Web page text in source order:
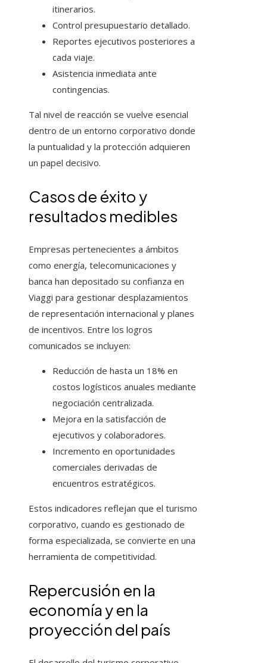
itinerarios.
Control presupuestario detallado.
Reportes ejecutivos posteriores a
cada viaje.
Asistencia inmediata ante
contingencias.
Tal nivel de reacción se vuelve esencial
dentro de un entorno corporativo donde
la puntualidad y la protección adquieren
un papel decisivo.
Casos de éxito y
resultados medibles
Empresas pertenecientes a ámbitos
como energía, telecomunicaciones y
banca han depositado su confianza en
Viaggi para gestionar desplazamientos
de representación internacional y planes
de incentivos. Entre los logros
comunicados se incluyen:
Reducción de hasta un 18% en
costos logísticos anuales mediante
negociación centralizada.
Mejora en la satisfacción de
ejecutivos y colaboradores.
Incremento en oportunidades
comerciales derivadas de
encuentros estratégicos.
Estos indicadores reflejan que el turismo
corporativo, cuando es gestionado de
forma especializada, se convierte en una
herramienta de competitividad.
Repercusión en la
economía y en la
proyección del país